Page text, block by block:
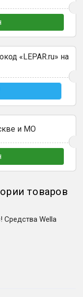
«LEPAR.ru» на
и МО
товаров
Средства Wella